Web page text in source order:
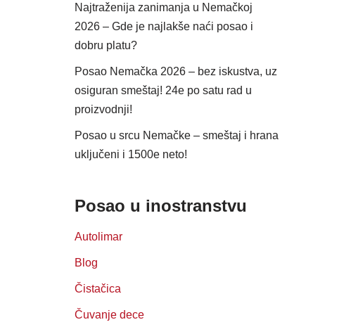
Najtraženija zanimanja u Nemačkoj
2026 – Gde je najlakše naći posao i
dobru platu?
Posao Nemačka 2026 – bez iskustva, uz
osiguran smeštaj! 24e po satu rad u
proizvodnji!
Posao u srcu Nemačke – smeštaj i hrana
uključeni i 1500e neto!
Posao u inostranstvu
Autolimar
Blog
Čistačica
Čuvanje dece